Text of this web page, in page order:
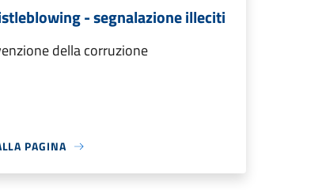
- segnalazione illeciti
della corruzione
PAGINA